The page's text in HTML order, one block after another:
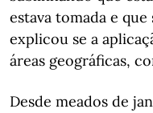
estava tomada e que
explicou se a
áreas geográficas,
Desde meados de